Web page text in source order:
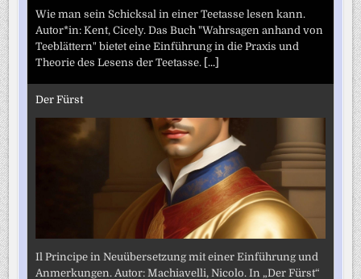
Wie man sein Schicksal in einer Teetasse lesen kann.
Autor*in: Kent, Cicely. Das Buch "Wahrsagen anhand von
Teeblättern" bietet eine Einführung in die Praxis und
Theorie des Lesens der Teetasse. [...]
Der Fürst
Il Principe in Neuübersetzung mit einer Einführung und
Anmerkungen. Autor: Machiavelli, Nicolo. In „Der Fürst“